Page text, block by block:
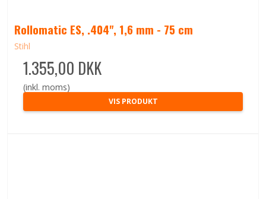
Rollomatic ES, .404", 1,6 mm - 75 cm
Stihl
1.355,00 DKK
(inkl. moms)
VIS PRODUKT